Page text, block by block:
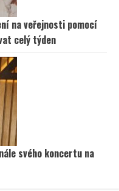
na veřejnosti pomocí
celý týden
svého koncertu na